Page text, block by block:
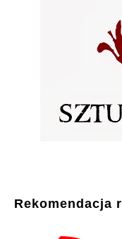
Rekomendacja